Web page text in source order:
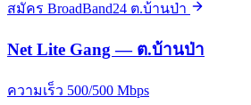
สมัคร BroadBand24 ต.บ้านป่า
Net Lite Gang — ต.บ้านป่า
ความเร็ว 500/500 Mbps